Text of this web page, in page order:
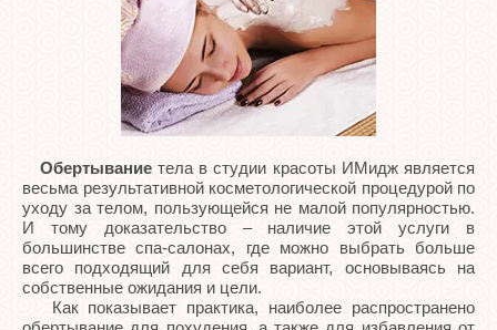
Обертываниетела в студии красоты ИМидж является
весьма результативной косметологической процедурой по
уходу за телом, пользующейся не малой популярностью.
И тому доказательство – наличие этой услуги в
большинстве спа-салонах, где можно выбрать больше
всего подходящий для себя вариант, основываясь на
собственные ожидания и цели.
Как показывает практика, наиболее распространено